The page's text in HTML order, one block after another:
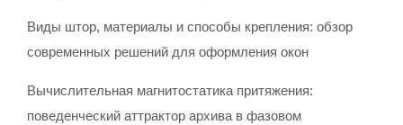
Виды штор, материалы и способы крепления: обзор
современных решений для оформления окон
Вычислительная магнитостатика притяжения:
поведенческий аттрактор архива в фазовом